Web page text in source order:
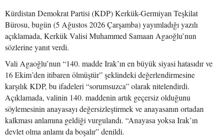
Kürdistan Demokrat Partisi (KDP) Kerkük-Germiyan Teşkilat
Bürosu, bugün (5 Ağustos 2026 Çarşamba) yayımladığı yazılı
açıklamada, Kerkük Valisi Muhammed Samaan Agaoğlu’nun
sözlerine yanıt verdi.
Vali Agaoğlu’nun “140. madde Irak’ın en büyük siyasi hatasıdır ve
16 Ekim’den itibaren ölmüştür” şeklindeki değerlendirmesine
karşılık KDP, bu ifadeleri “sorumsuzca” olarak nitelendirdi.
Açıklamada, valinin 140. maddenin artık geçersiz olduğunu
söylemesinin anayasayı değersizleştirmek ve anayasanın ortadan
kalkması anlamına geldiği vurgulandı. “Anayasa yoksa Irak’ın
devlet olma anlamı da boşalır” denildi.